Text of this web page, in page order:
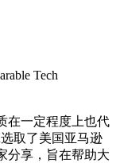
Tech
在一定程度上也代
取了美国亚马逊
分享，旨在帮助大